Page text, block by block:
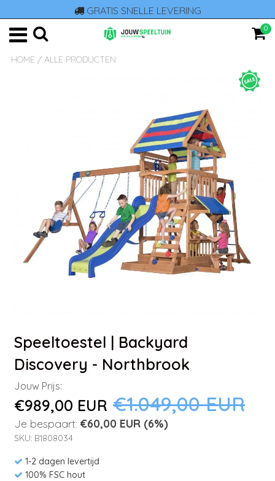
GRATIS SNELLE LEVERING
0
HOME / ALLE PRODUCTEN
Speeltoestel | Backyard
Discovery - Northbrook
Jouw Prijs:
€989,00 EUR €1.049,00 EUR
Je bespaart: €60,00 EUR (6%)
SKU: B1808034
1-2 dagen levertijd
100% FSC hout